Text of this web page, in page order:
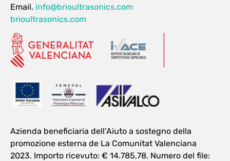
Email. info@brioultrasonics.com
brioultrasonics.com
Azienda beneficiaria dell’Aiuto a sostegno della
promozione esterna de La Comunitat Valenciana
2023. Importo ricevuto: € 14.785,78. Numero del file: